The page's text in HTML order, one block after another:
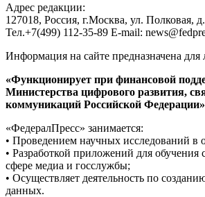
Адрес редакции:
127018, Россия, г.Москва, ул. Полковая,
Тел.+7(499) 112-35-89 E-mail:
Информация на сайте предназначена для
«Функционирует при финансовой
Министерства цифрового развития,
коммуникаций Российской Федерации»
«ФедералПресс» занимается:
• Проведением научных исследований в
• Разработкой приложений для обучения
сфере медиа и госслужбы;
• Осуществляет деятельность по
данных.